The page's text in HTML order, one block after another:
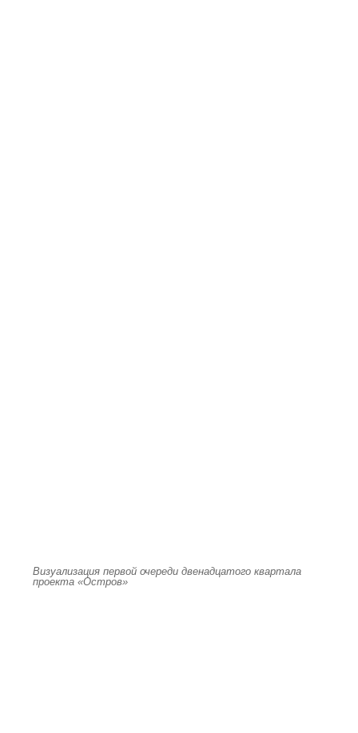
Визуализация первой очереди двенадцатого квартала
проекта «Остров»